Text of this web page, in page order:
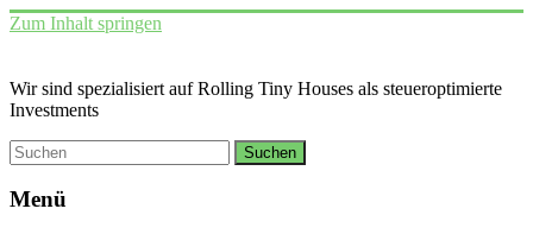
Zum Inhalt springen
Wir sind spezialisiert auf Rolling Tiny Houses als steueroptimierte
Investments
Menü